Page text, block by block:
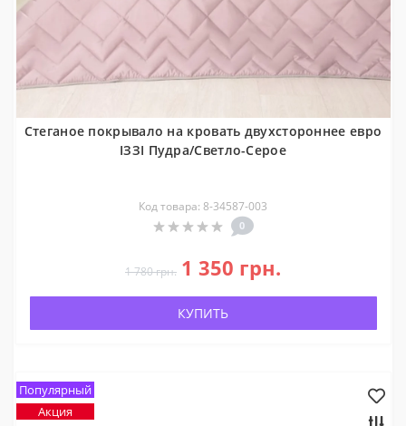
Стеганое покрывало на кровать двухстороннее евро
ІЗЗІ Пудра/Светло-Серое
Код товара: 8-34587-003
0
1 780 грн. 1 350 грн.
КУПИТЬ
Популярный
Акция